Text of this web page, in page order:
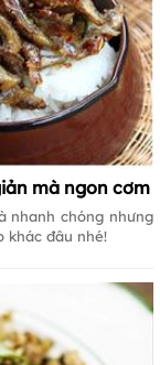
mà ngon cơm
nhanh chóng nhưng
khác đâu nhé!